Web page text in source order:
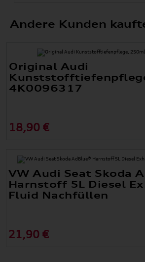
Andere Kunden
Original Audi
4K0096317
18,90 €
VW Audi Seat Skoda
Harnstoff 5L Diesel
Fluid Nachfüllen
21,90 €